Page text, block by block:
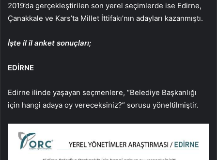
2019’da gerçekleştirilen son yerel seçimlerde ise Edirne,
Çanakkale ve Kars’ta Millet İttifakı’nın adayları kazanmıştı.
İşte il il anket sonuçları;
EDİRNE
Edirne ilinde yaşayan seçmenlere, “Belediye Başkanlığı
için hangi adaya oy vereceksiniz?” sorusu yöneltilmiştir.